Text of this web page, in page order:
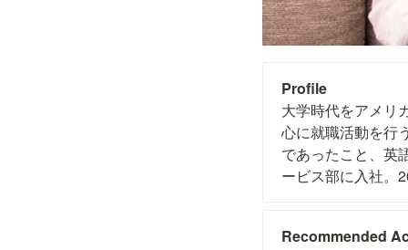
大学時代をアメリ
心に就職活動を行
であったこと、英
ービス部に入社。
Recommended